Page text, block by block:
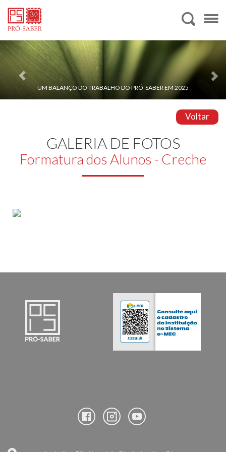
UM BALANÇO DO TRABALHO DO PRÓ-SABER EM 2025
GALERIA DE FOTOS
Formatura dos Alunos - Creche
Voltar